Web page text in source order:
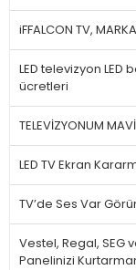
iFFALCON TV,
LED televizyon LED
ücretleri
TELEVİZYONUM
LED TV Ekran
TV’de Ses Var
Vestel, Regal, SEG
Panelinizi